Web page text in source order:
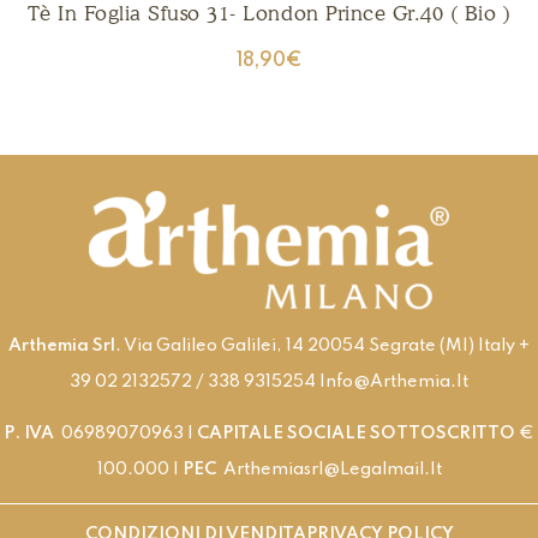
Tè In Foglia Sfuso 31- London Prince Gr.40 ( Bio )
18,90€
Arthemia Srl . Via Galileo Galilei, 14 20054 Segrate (MI) Italy +
39 02 2132572 / 338 9315254 Info@arthemia.it
P. IVA 06989070963 | CAPITALE SOCIALE SOTTOSCRITTO €
100.000 | PEC Arthemiasrl@legalmail.it
CONDIZIONI DI VENDITA PRIVACY POLICY